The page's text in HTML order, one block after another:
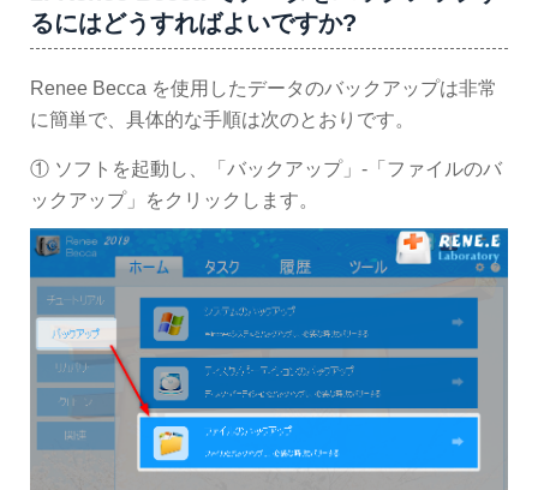
るにはどうすればよいですか?
Renee Becca を使用したデータのバックアップは非常
に簡単で、具体的な手順は次のとおりです。
① ソフトを起動し、「バックアップ」-「ファイルのバ
ックアップ」をクリックします。